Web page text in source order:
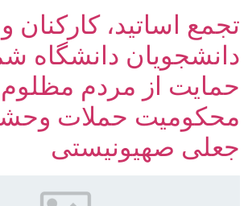
تجمع اساتید، کارکنان و
دانشجویان دانشگاه
حمایت از مردم
محکومیت حملات
جعلی صهیونیستی